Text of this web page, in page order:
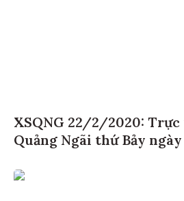
XSQNG 22/2/2020: Trực
Quảng Ngãi thứ Bảy